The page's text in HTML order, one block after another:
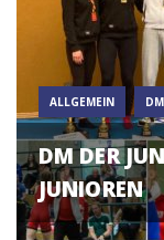
ALLGEMEIN DM
DM DER
JUNIOREN